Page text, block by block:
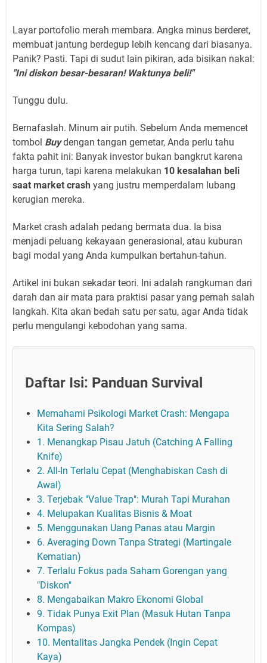
Layar portofolio merah membara. Angka minus berderet,
membuat jantung berdegup lebih kencang dari biasanya.
Panik? Pasti. Tapi di sudut lain pikiran, ada bisikan nakal:
"Ini diskon besar-besaran! Waktunya beli!"
Tunggu dulu.
Bernafaslah. Minum air putih. Sebelum Anda memencet
tombol Buydengan tangan gemetar, Anda perlu tahu
fakta pahit ini: Banyak investor bukan bangkrut karena
harga turun, tapi karena melakukan 10 kesalahan beli
saat market crash yang justru memperdalam lubang
kerugian mereka.
Market crash adalah pedang bermata dua. Ia bisa
menjadi peluang kekayaan generasional, atau kuburan
bagi modal yang Anda kumpulkan bertahun-tahun.
Artikel ini bukan sekadar teori. Ini adalah rangkuman dari
darah dan air mata para praktisi pasar yang pernah salah
langkah. Kita akan bedah satu per satu, agar Anda tidak
perlu mengulangi kebodohan yang sama.
Daftar Isi: Panduan Survival
Memahami Psikologi Market Crash: Mengapa
Kita Sering Salah?
1. Menangkap Pisau Jatuh (Catching A Falling
Knife)
2. All-In Terlalu Cepat (Menghabiskan Cash di
Awal)
3. Terjebak "Value Trap": Murah Tapi Murahan
4. Melupakan Kualitas Bisnis & Moat
5. Menggunakan Uang Panas atau Margin
6. Averaging Down Tanpa Strategi (Martingale
Kematian)
7. Terlalu Fokus pada Saham Gorengan yang
"Diskon"
8. Mengabaikan Makro Ekonomi Global
9. Tidak Punya Exit Plan (Masuk Hutan Tanpa
Kompas)
10. Mentalitas Jangka Pendek (Ingin Cepat
Kaya)